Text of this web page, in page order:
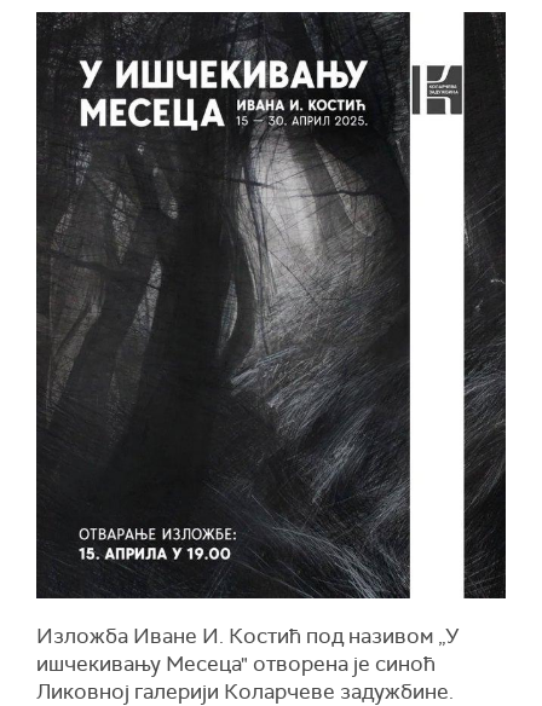
Изложба Иване И. Костић под називом „У
ишчекивању Месеца" отворена је синоћ
Ликовној галерији Коларчеве задужбине.